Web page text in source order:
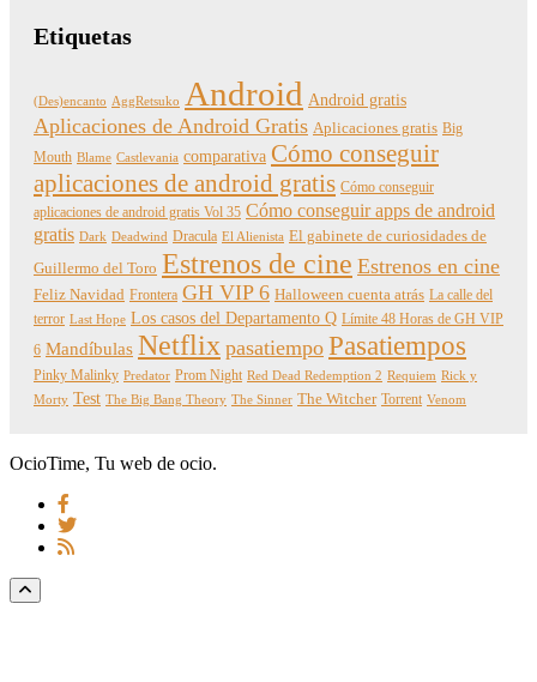
Etiquetas
(Des)encanto AggRetsuko Android Android gratis
Aplicaciones de Android Gratis Aplicaciones gratis Big
Mouth Blame Castlevania comparativa Cómo conseguir
aplicaciones de android gratis Cómo conseguir
aplicaciones de android gratis Vol 35 Cómo conseguir apps de android
gratis Dark Deadwind Dracula El Alienista El gabinete de curiosidades de
Guillermo del Toro Estrenos de cine Estrenos en cine
Feliz Navidad Frontera GH VIP 6 Halloween cuenta atrás La calle del
terror Last Hope Los casos del Departamento Q Límite 48 Horas de GH VIP
6 Mandíbulas Netflix pasatiempo Pasatiempos
Pinky Malinky Predator Prom Night Red Dead Redemption 2 Requiem Rick y
Morty Test The Big Bang Theory The Sinner The Witcher Torrent Venom
OcioTime, Tu web de ocio.